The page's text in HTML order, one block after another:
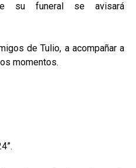
su funeral se avisará
de Tulio, a acompañar a
momentos.